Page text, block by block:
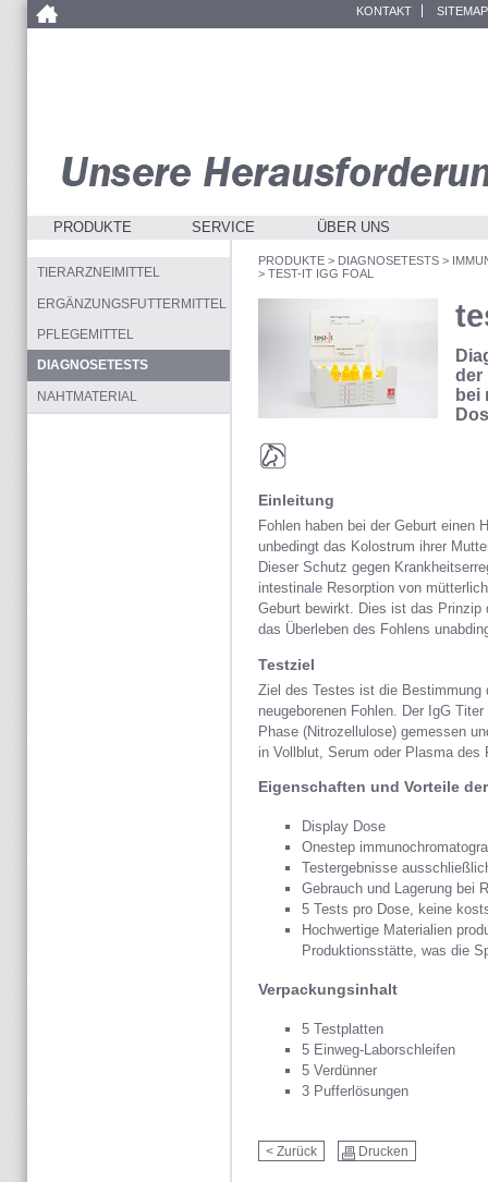
KONTAKT SITEMAP
PRODUKTE SERVICE ÜBER UNS
PRODUKTE> DIAGNOSETESTS>
> TEST-IT IGG FOAL
der
bei
Pferde
Einleitung
Fohlen haben bei der Geburt einen
unbedingt das Kolostrum ihrer
Dieser Schutz gegen
intestinale Resorption von
Geburt bewirkt. Dies ist das Prinzip
das Überleben des Fohlens
Testziel
Ziel des Testes ist die Bestimmung
neugeborenen Fohlen. Der IgG
Phase (Nitrozellulose) gemessen
in Vollblut, Serum oder Plasma des
Eigenschaften und Vorteile
Display Dose
Onestep
Testergebnisse
Gebrauch und Lagerung bei
5 Tests pro Dose, keine
Hochwertige Materialien
Produktionsstätte, was die
Verpackungsinhalt
5 Testplatten
5 Einweg-Laborschleifen
5 Verdünner
3 Pufferlösungen
< Zurück Drucken
TIERARZNEIMITTEL
ERGÄNZUNGSFUTTERMITTEL
PFLEGEMITTEL
DIAGNOSETESTS
NAHTMATERIAL